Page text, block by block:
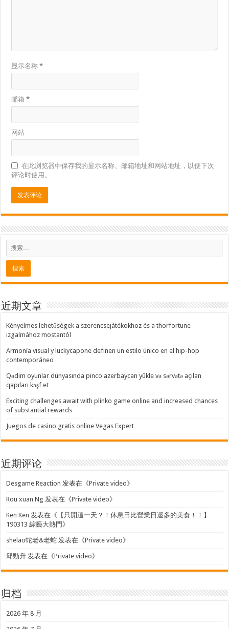
显示名称*
邮箱*
网站
在此浏览器中保存我的显示名称、邮箱地址和网站地址，以便下次
评论时使用。
近期文章
Kényelmes lehetőségek a szerencsejátékokhoz és a thorfortune
izgalmához mostantól
Armonía visual y luckycapone definen un estilo único en el hip-hop
contemporáneo
Qədim oyunlar dünyasında pinco azerbaycan yükle və sərvətə açılan
qapıları kəşf et
Exciting challenges await with plinko game online and increased chances
of substantial rewards
Juegos de casino gratis online Vegas Expert
近期评论
Desgame Reaction 发表在《Private video》
Rou xuan Ng 发表在《Private video》
Ken Ken 发表在《 【只開這一天？！休息日比營業日還多的美食！！】
190313 綜藝大熱門 》
shelao蛇老&老蛇 发表在《Private video》
邱勁升 发表在《Private video》
归档
2026 年 8 月